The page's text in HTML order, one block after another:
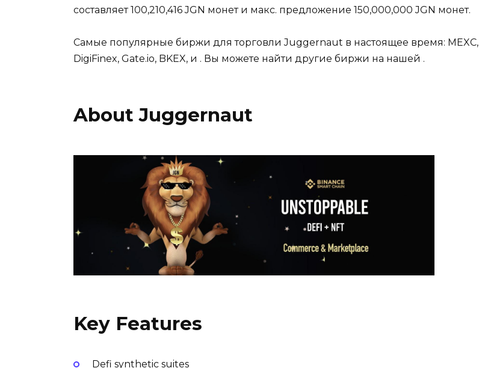
составляет 100,210,416 JGN монет и макс. предложение 150,000,000 JGN монет.
Самые популярные биржи для торговли Juggernaut в настоящее время: MEXC,
DigiFinex, Gate.io, BKEX, и . Вы можете найти другие биржи на нашей .
About Juggernaut
Key Features
Defi synthetic suites